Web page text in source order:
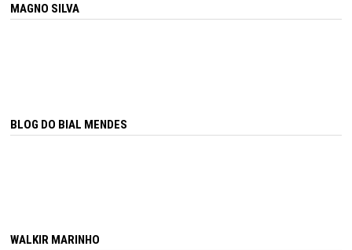
MAGNO SILVA
BLOG DO BIAL MENDES
WALKIR MARINHO